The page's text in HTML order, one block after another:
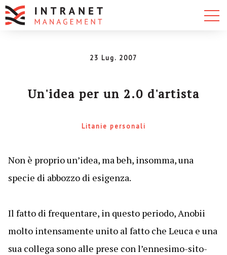
23 Lug. 2007
Un'idea per un 2.0 d'artista
Litanie personali
Non è proprio un’idea, ma beh, insomma, una
specie di abbozzo di esigenza.
Il fatto di frequentare, in questo periodo, Anobii
molto intensamente unito al fatto che Leuca e una
sua collega sono alle prese con l’ennesimo-sito-